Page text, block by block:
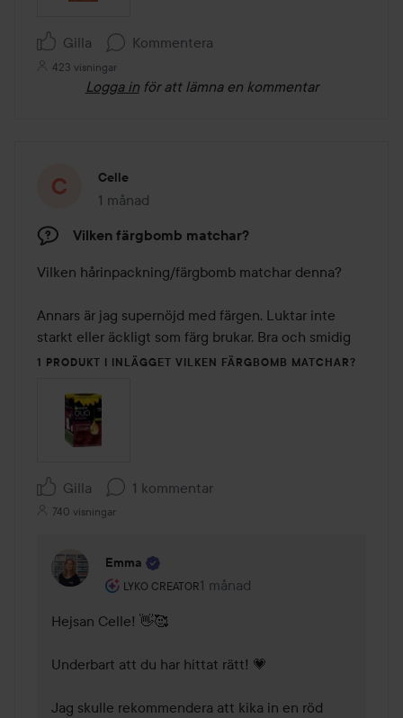
Gilla Kommentera
423 visningar
Logga in för att lämna en kommentar
Celle
1 månad
Inlägget skapades 1 månad
Vilken färgbomb matchar?
Vilken hårinpackning/färgbomb matchar denna?
Annars är jag supernöjd med färgen. Luktar inte
starkt eller äckligt som färg brukar. Bra och smidig
1 PRODUKT I INLÄGGET VILKEN FÄRGBOMB MATCHAR?
Gilla 1 kommentar
740 visningar
Emma
LYKO CREATOR
Användarens roll: Lyko Creator.
1 månad
Kommentaren lades 1 månad
Hejsan Celle! 👋🥰
Underbart att du har hittat rätt! 💗
Jag skulle rekommendera att kika in en röd